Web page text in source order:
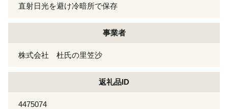
直射日光を避け冷暗所で保存
事業者
株式会社 杜氏の里笠沙
返礼品ID
4475074